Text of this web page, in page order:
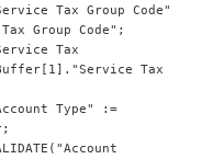
Group Code";
Tax